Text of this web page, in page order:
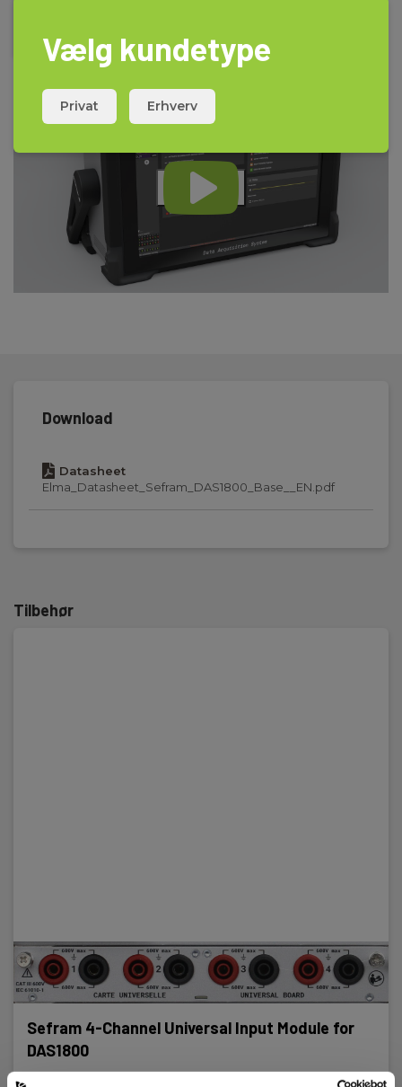
Download
Datasheet
Elma_Datasheet_Sefram_DAS1800_Base__EN.pdf
Tilbehør
Sefram 4-Channel Universal Input Module for
DAS1800
Vælg kundetype
Privat Erhverv